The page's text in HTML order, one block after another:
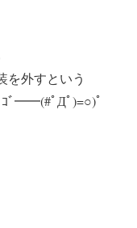
を外すという
ﾞ━━(#ﾟДﾟ)=○)ﾟ